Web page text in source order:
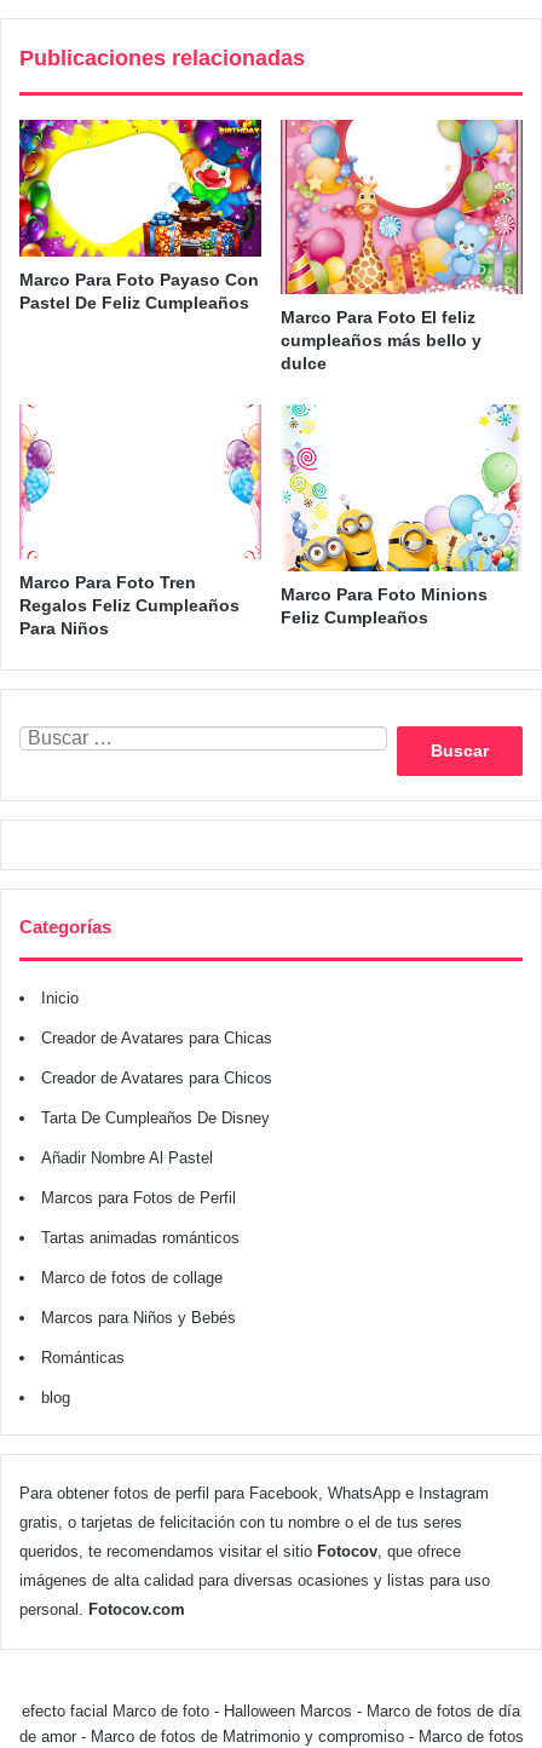
Publicaciones relacionadas
Marco Para Foto Payaso Con
Pastel De Feliz Cumpleaños
Marco Para Foto El feliz
cumpleaños más bello y
dulce
Marco Para Foto Tren
Regalos Feliz Cumpleaños
Para Niños
Marco Para Foto Minions
Feliz Cumpleaños
Categorías
Inicio
Creador de Avatares para Chicas
Creador de Avatares para Chicos
Tarta De Cumpleaños De Disney
Añadir Nombre Al Pastel
Marcos para Fotos de Perfil
Tartas animadas románticos
Marco de fotos de collage
Marcos para Niños y Bebés
Románticas
blog
Para obtener fotos de perfil para Facebook, WhatsApp e Instagram
gratis, o tarjetas de felicitación con tu nombre o el de tus seres
queridos, te recomendamos visitar el sitio Fotocov, que ofrece
imágenes de alta calidad para diversas ocasiones y listas para uso
personal. Fotocov.com
efecto facial Marco de foto - Halloween Marcos - Marco de fotos de día
de amor- Marco de fotos de Matrimonio y compromiso- Marco de fotos